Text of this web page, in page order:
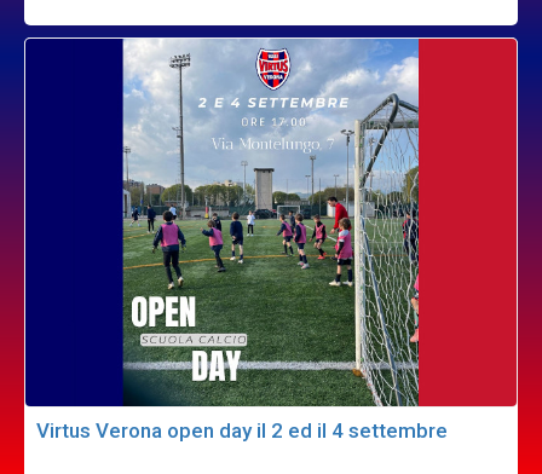
Virtus Verona open day il 2 ed il 4 settembre